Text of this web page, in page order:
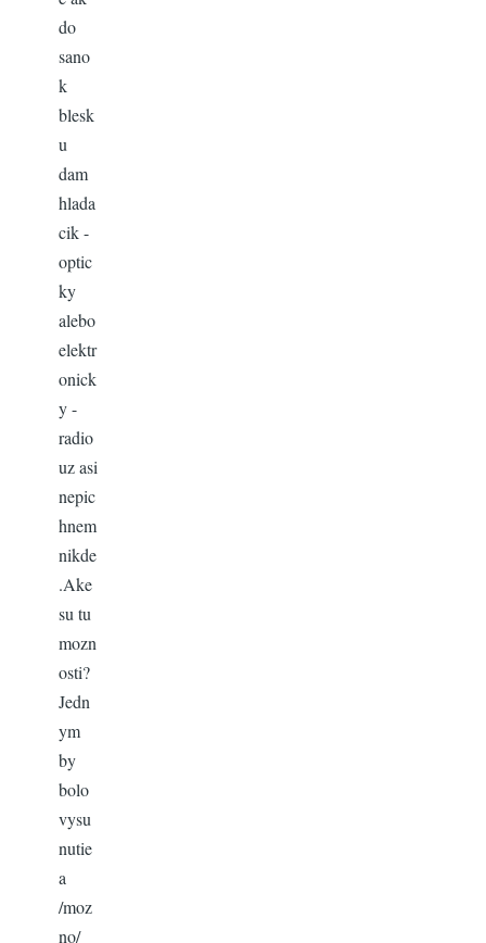
do
sano
k
blesk
u
dam
hlada
cik -
optic
ky
alebo
elektr
onick
y -
radio
uz asi
nepic
hnem
nikde
.Ake
su tu
mozn
osti?
Jedn
ym
by
bolo
vysu
nutie
a
/moz
no/